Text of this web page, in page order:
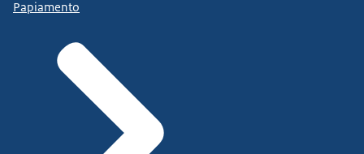
Papiamento